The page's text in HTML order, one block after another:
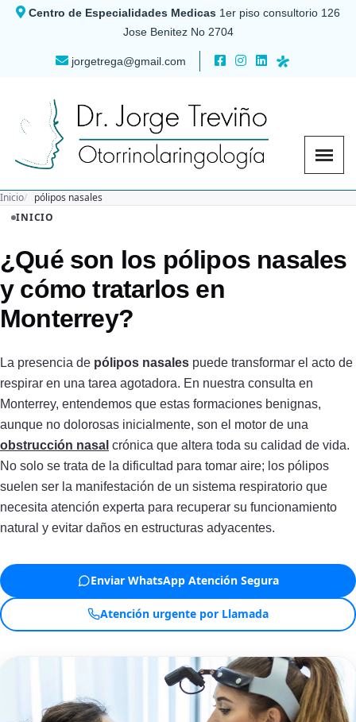
Centro de Especialidades Medicas 1er piso consultorio 126
Jose Benitez No 2704
jorgetrega@gmail.com
Inicio
pólipos nasales
INICIO
¿Qué son los pólipos nasales
y cómo tratarlos en
Monterrey?
La presencia de pólipos nasales puede transformar el acto de
respirar en una tarea agotadora. En nuestra consulta en
Monterrey, entendemos que estas formaciones benignas,
aunque no dolorosas inicialmente, son el motor de una
obstrucción nasal crónica que altera toda su calidad de vida.
No solo se trata de la dificultad para tomar aire; los pólipos
suelen ser la manifestación de un sistema respiratorio que
necesita atención experta para recuperar su funcionamiento
natural y evitar daños en estructuras adyacentes.
Enviar WhatsApp Atención Segura
Atención urgente por Llamada